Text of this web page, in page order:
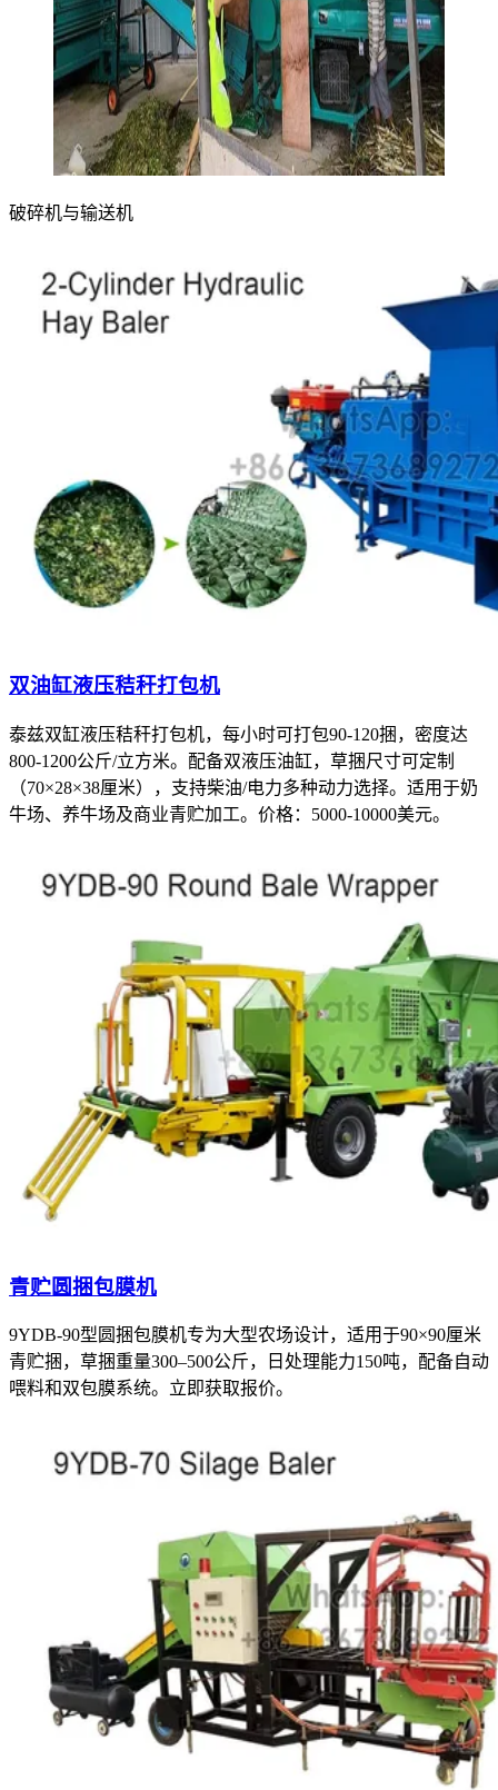
破碎机与输送机
双油缸液压秸秆打包机
泰兹双缸液压秸秆打包机，每小时可打包90-120捆，密度达
800-1200公斤/立方米。配备双液压油缸，草捆尺寸可定制
（70×28×38厘米），支持柴油/电力多种动力选择。适用于奶
牛场、养牛场及商业青贮加工。价格：5000-10000美元。
青贮圆捆包膜机
9YDB-90型圆捆包膜机专为大型农场设计，适用于90×90厘米
青贮捆，草捆重量300–500公斤，日处理能力150吨，配备自动
喂料和双包膜系统。立即获取报价。